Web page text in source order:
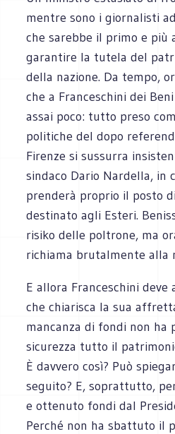
mentre sono i giornalisti
che sarebbe il primo e più
garantire la tutela del
della nazione. Da tempo,
che a Franceschini dei
assai poco: tutto preso
politiche del dopo
Firenze si sussurra
sindaco Dario Nardella, in
prenderà proprio il posto
destinato agli Esteri.
risiko delle poltrone, ma
richiama brutalmente alla
E allora Franceschini deve
che chiarisca la sua
mancanza di fondi non ha
sicurezza tutto il
È davvero così? Può
seguito? E, soprattutto,
e ottenuto fondi dal
Perché non ha sbattuto il